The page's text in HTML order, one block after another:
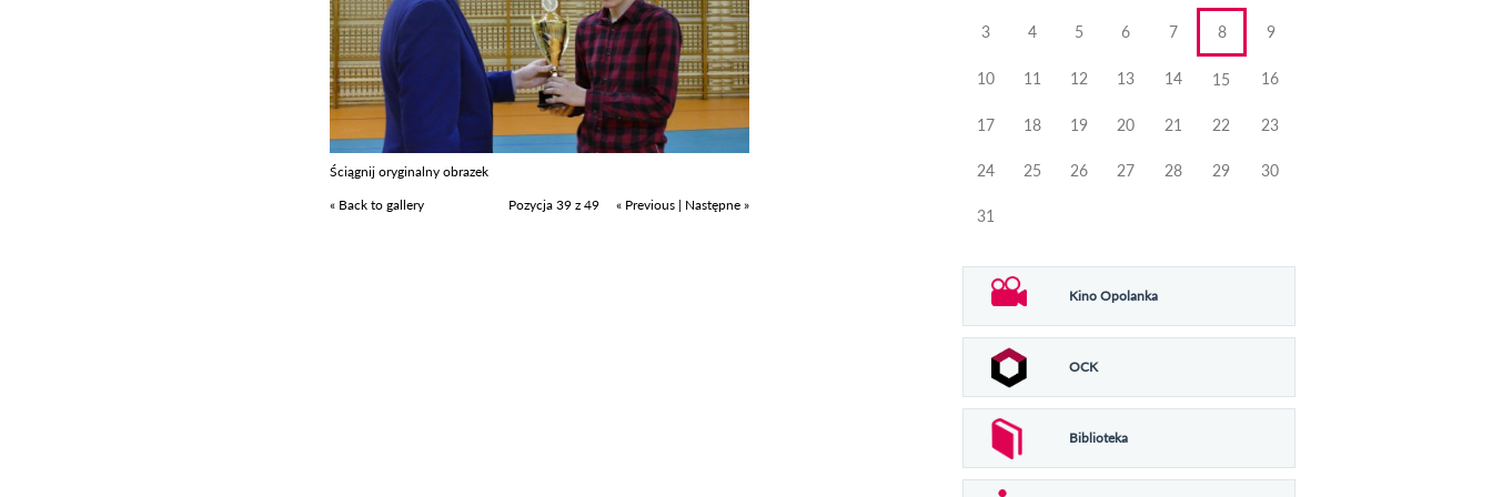
Ściągnij oryginalny obrazek
« Back to gallery
Pozycja 39 z 49 « Previous | Następne »
3 4 5 6 7 8 9
10 11 12 13 14 15 16
17 18 19 20 21 22 23
24 25 26 27 28 29 30
31
Kino Opolanka
OCK
Biblioteka